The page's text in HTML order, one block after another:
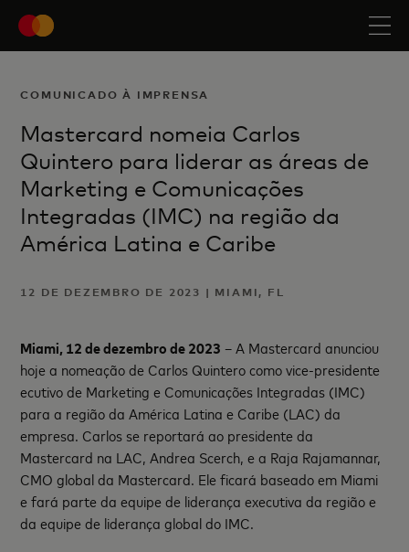
COMUNICADO À IMPRENSA
Mastercard nomeia Carlos
Quintero para liderar as áreas de
Marketing e Comunicações
Integradas (IMC) na região da
América Latina e Caribe
12 DE DEZEMBRO DE 2023 | MIAMI, FL
Miami, 12 de dezembro de 2023 – A Mastercard anunciou
hoje a nomeação de Carlos Quintero como vice-presidente
ecutivo de Marketing e Comunicações Integradas (IMC)
para a região da América Latina e Caribe (LAC) da
empresa. Carlos se reportará ao presidente da
Mastercard na LAC, Andrea Scerch, e a Raja Rajamannar,
CMO global da Mastercard. Ele ficará baseado em Miami
e fará parte da equipe de liderança executiva da região e
da equipe de liderança global do IMC.